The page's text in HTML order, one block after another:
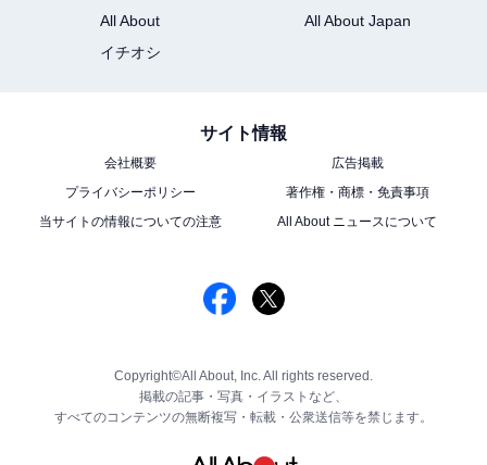
All About
All About Japan
イチオシ
サイト情報
会社概要
広告掲載
プライバシーポリシー
著作権・商標・免責事項
当サイトの情報についての注意
All About ニュースについて
Copyright©All About, Inc. All rights reserved.
掲載の記事・写真・イラストなど、
すべてのコンテンツの無断複写・転載・公衆送信等を禁じます。